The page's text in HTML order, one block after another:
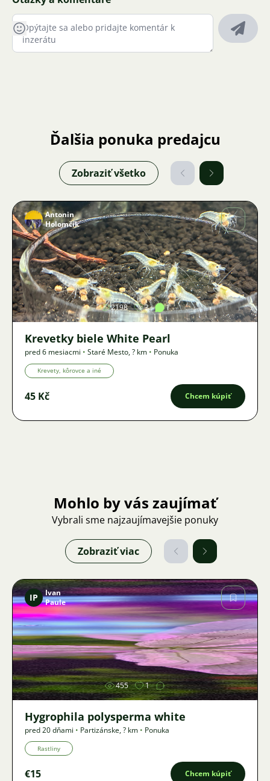
Ďalšia ponuka predajcu
Zobraziť všetko
Obrázok
Antonin
Holomčík
2198 3 1
Krevetky biele White Pearl
pred 6 mesiacmi • Staré Mesto,? km • Ponuka
Krevety, kôrovce a iné
45 Kč Chcem kúpiť
Mohlo by vás zaujímať
Vybrali sme najzaujímavejšie ponuky
Zobraziť viac
Obrázok
IP
Ivan
Paule
455 1
Hygrophila polysperma white
pred 20 dňami • Partizánske,? km • Ponuka
Rastliny
€15 Chcem kúpiť